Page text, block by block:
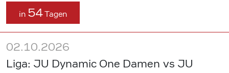
in 54Tagen
02.10.2026
Liga: JU Dynamic One Damen vs JU